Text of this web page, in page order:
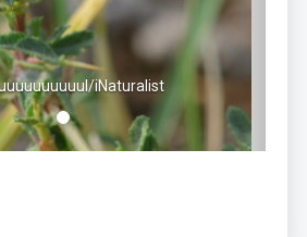
iNaturalist